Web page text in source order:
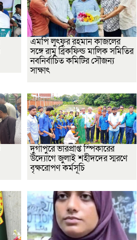
এমপি লুৎফুর রহমান কাজলের
সঙ্গে রামু ব্রিকফিল্ড মালিক সমিতির
নবনির্বাচিত কমিটির সৌজন্য
সাক্ষাৎ
দুর্গাপুরে ভারপ্রাপ্ত স্পিকারের
উদ্যোগে জুলাই শহীদদের স্মরণে
বৃক্ষরোপণ কর্মসূচি